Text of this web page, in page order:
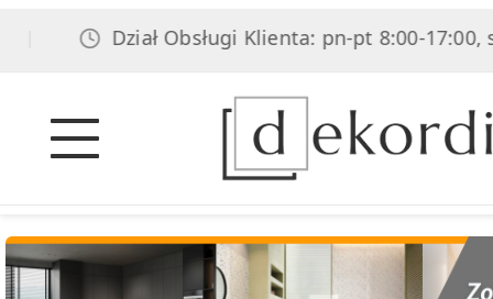
Dział Obsługi Klienta: pn-pt 8:00-17:00, sob